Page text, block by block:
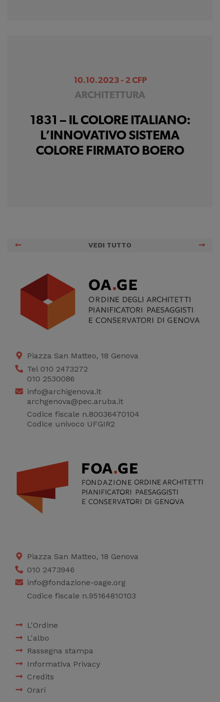
10.10.2023 - 2 CFP
ARCHITETTURA
1831 – IL COLORE ITALIANO:
L’INNOVATIVO SISTEMA
COLORE FIRMATO BOERO
VEDI TUTTO
Piazza San Matteo, 18 Genova
Tel 010 2473272
010 2530086
info@archigenova.it
archgenova@pec.aruba.it
Codice fiscale n.80036470104
Codice univoco UFGIR2
Piazza San Matteo, 18 Genova
010 2473946
info@fondazione-oage.org
Codice fiscale n.95164810103
L'Ordine
L'albo
Rassegna stampa
Informativa Privacy
Credits
Orari